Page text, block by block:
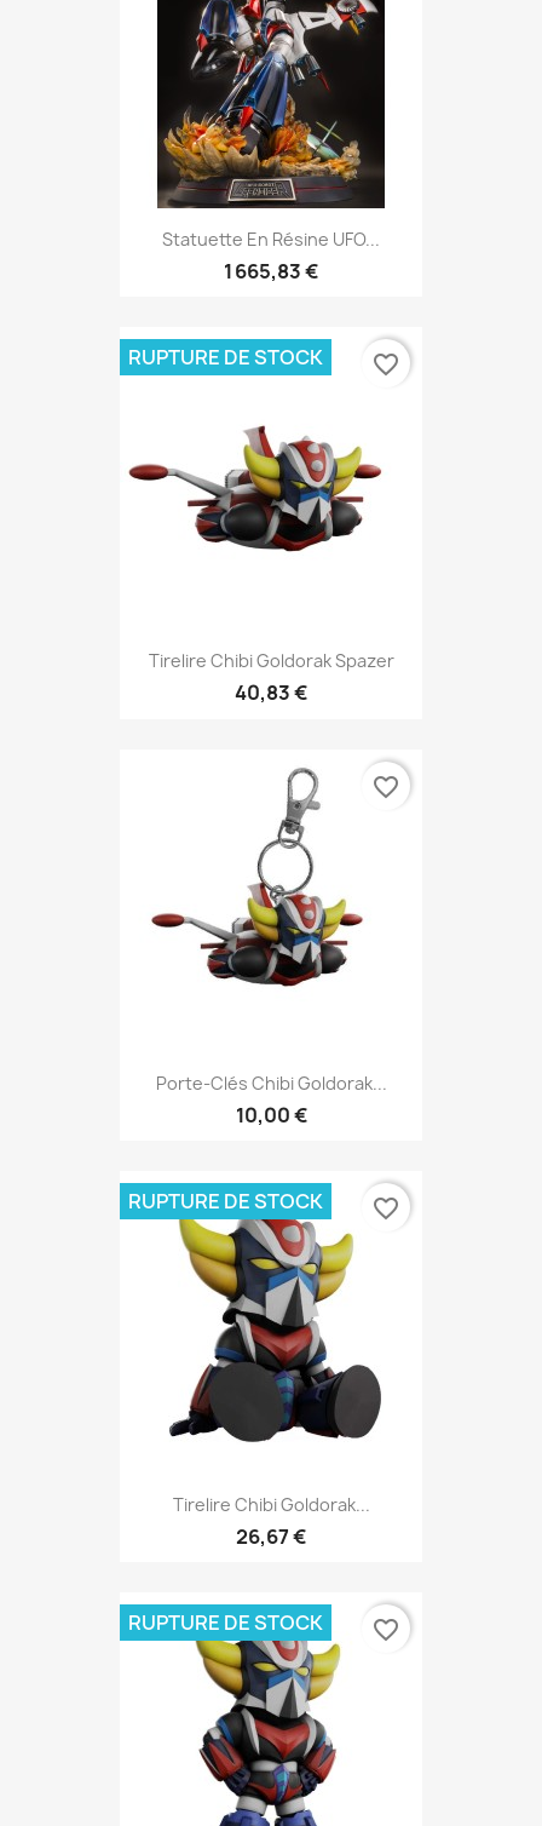
Statuette En Résine UFO...
1 665,83 €
Tirelire Chibi Goldorak Spazer
40,83 €
RUPTURE DE STOCK favorite_border
Porte-Clés Chibi Goldorak...
10,00 €
favorite_border
Tirelire Chibi Goldorak...
26,67 €
RUPTURE DE STOCK favorite_border
RUPTURE DE STOCK favorite_border